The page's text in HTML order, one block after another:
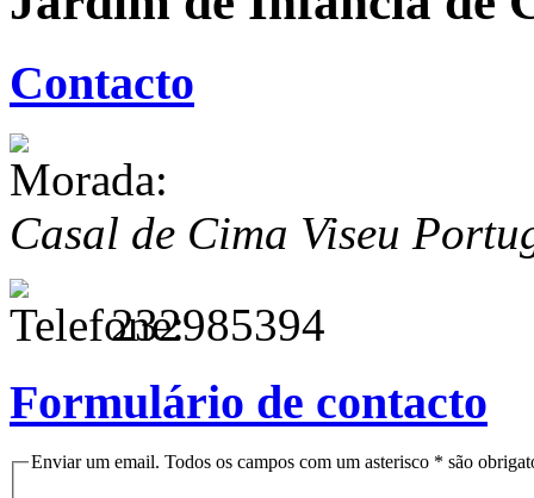
Contacto
Casal de Cima Viseu
232985394
Formulário de contacto
Enviar um email. Todos os campos com um asterisco * são